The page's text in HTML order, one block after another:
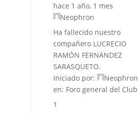
hace 1 año, 1 mes
Neophron
Ha fallecido nuestro
compañero LUCRECIO
RAMÓN FERNÁNDEZ
SARASQUETO.
Iniciado por:
Neophron
en: Foro general del Club
1